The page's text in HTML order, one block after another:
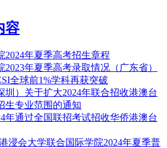
容
2024年夏季高考招生章程
年夏季高考录取情况（广东省）
全球前1%学科再获突破
圳）关于扩大2024年联合招收港澳台
生专业范围的通知
年通过全国联招考试招收华侨港澳台
浸会大学联合国际学院2024年夏季普